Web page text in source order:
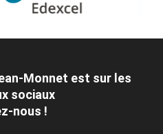
Monnet est sur les
sociaux
nous !